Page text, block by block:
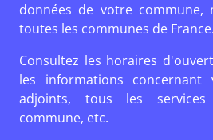
données de votre commune,
toutes les communes de France.
Consultez les horaires
les informations
adjoints, tous les
commune, etc.